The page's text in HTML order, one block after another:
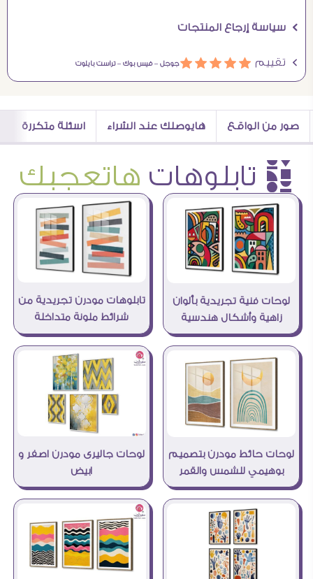
Ö سياسة إرجاع المنتجات
Ö تقييم áááááجوجل –فيس بوك –تراست بايلوت
صور من الواقع هايوصلك عند الشراء اسئلة متكررة
è تابلوهات هاتعجبك
لوحات فنية تجريدية بألوان
زاهية وأشكال هندسية
تابلوهات مودرن تجريدية من
شرائط ملونة متداخلة
لوحات حائط مودرن بتصميم
بوهيمي للشمس والقمر
لوحات جاليرى مودرن اصفر و
ابيض